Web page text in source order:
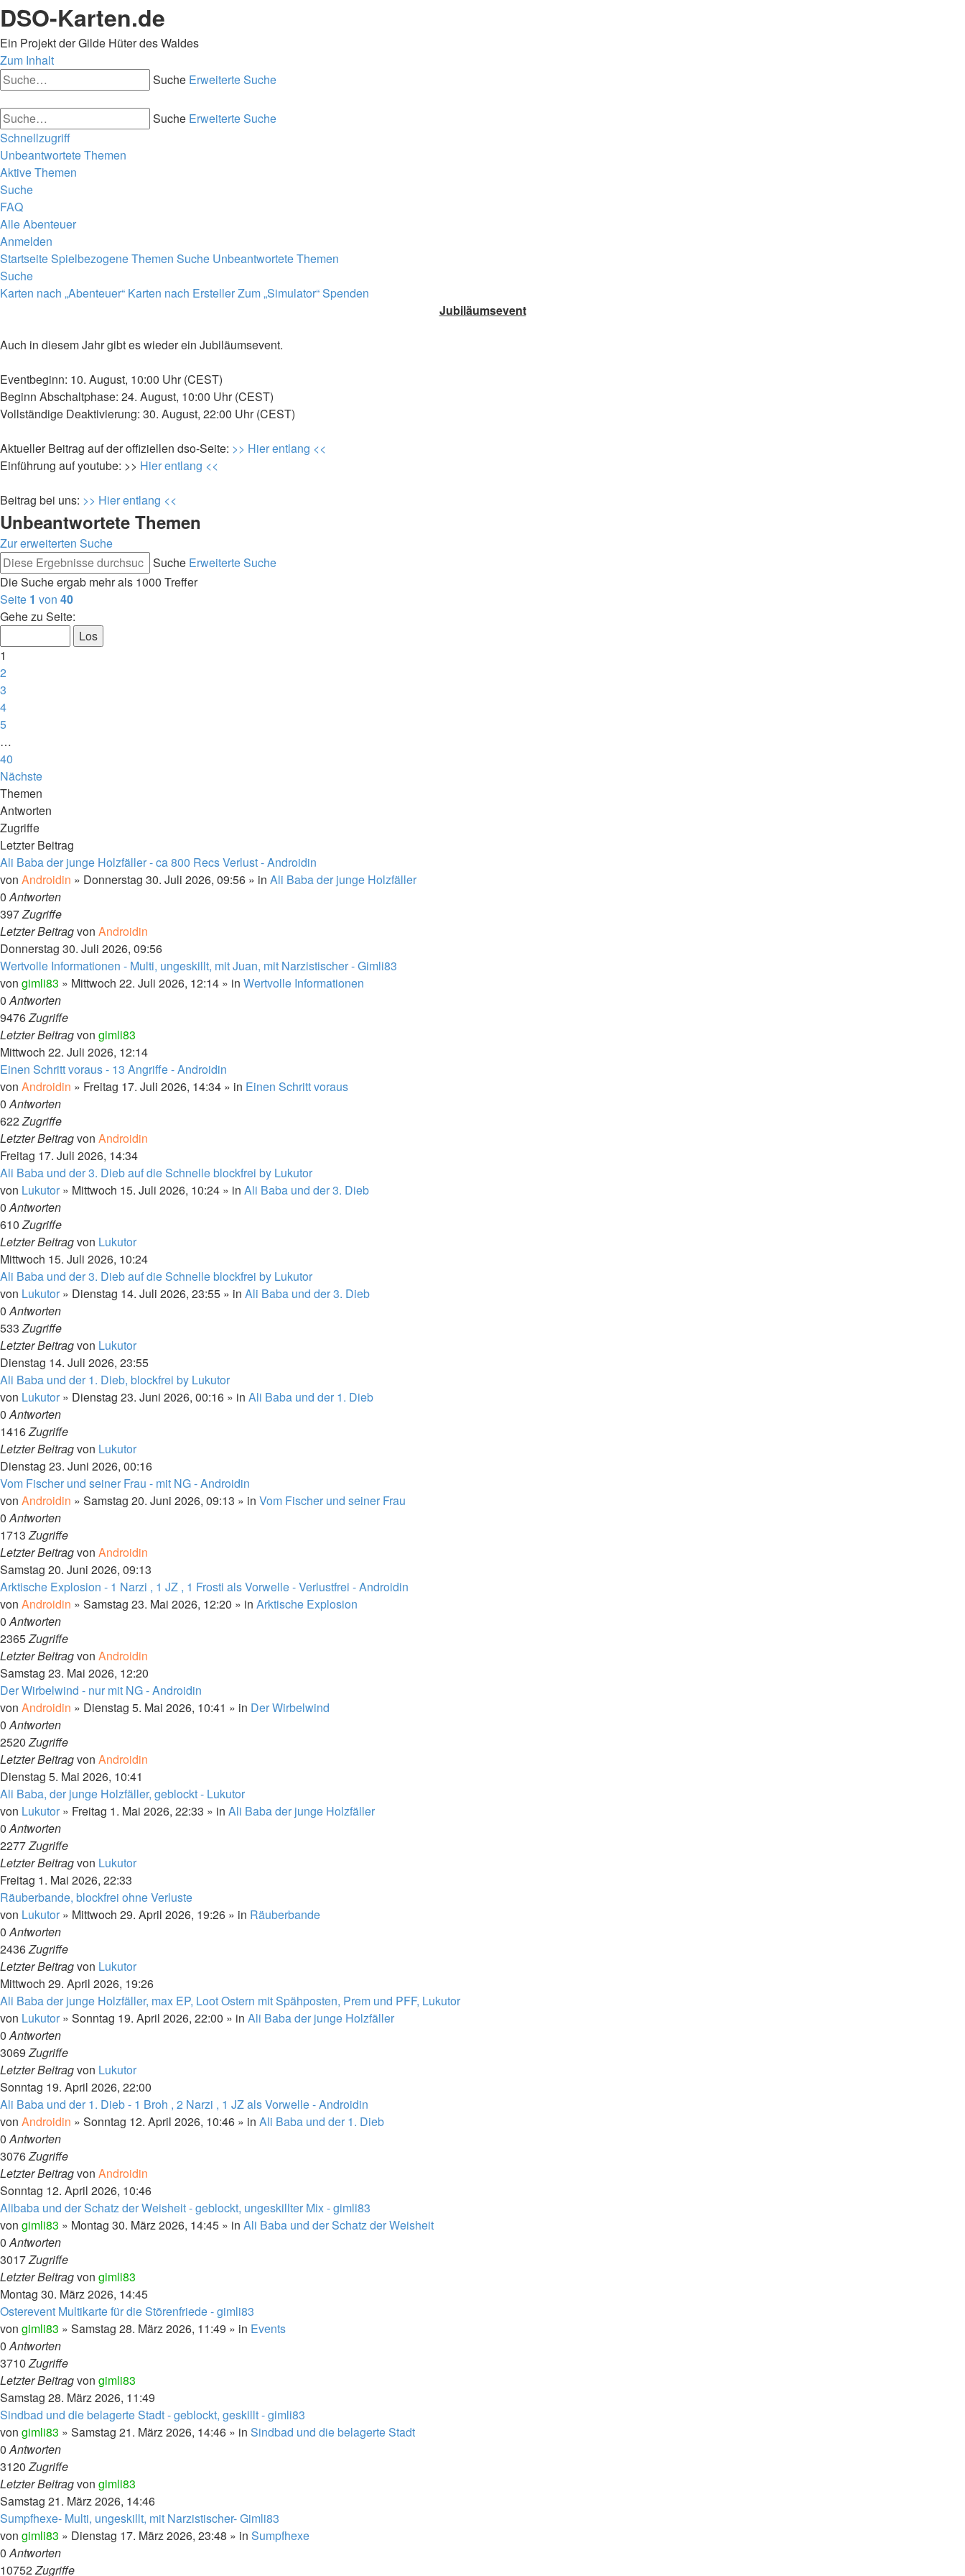
DSO-Karten.de
Ein Projekt der Gilde Hüter des Waldes
Zum Inhalt
Suche Erweiterte Suche
Suche Erweiterte Suche
Schnellzugriff
Unbeantwortete Themen
Aktive Themen
Suche
FAQ
Alle Abenteuer
Anmelden
StartseiteSpielbezogene Themen Suche Unbeantwortete Themen
Suche
Karten nach „Abenteuer“ Karten nach ErstellerZum „Simulator“Spenden
Jubiläumsevent
Auch in diesem Jahr gibt es wieder ein Jubiläumsevent.
Eventbeginn: 10. August, 10:00 Uhr (CEST)
Beginn Abschaltphase: 24. August, 10:00 Uhr (CEST)
Vollständige Deaktivierung: 30. August, 22:00 Uhr (CEST)
Aktueller Beitrag auf der offiziellen dso-Seite: >> Hier entlang <<
Einführung auf youtube: >> Hier entlang <<
Beitrag bei uns: >> Hier entlang <<
Unbeantwortete Themen
Zur erweiterten Suche
Suche Erweiterte Suche
Die Suche ergab mehr als 1000 Treffer
Seite 1 von 40
Gehe zu Seite:
1
2
3
4
5
…
40
Nächste
Themen
Antworten
Zugriffe
Letzter Beitrag
Ali Baba der junge Holzfäller - ca 800 Recs Verlust - Androidin
von Androidin » Donnerstag 30. Juli 2026, 09:56 » in Ali Baba der junge Holzfäller
0Antworten
397Zugriffe
Letzter Beitragvon Androidin
Donnerstag 30. Juli 2026, 09:56
Wertvolle Informationen - Multi, ungeskillt, mit Juan, mit Narzistischer - Gimli83
von gimli83 » Mittwoch 22. Juli 2026, 12:14 » in Wertvolle Informationen
0Antworten
9476Zugriffe
Letzter Beitragvon gimli83
Mittwoch 22. Juli 2026, 12:14
Einen Schritt voraus - 13 Angriffe - Androidin
von Androidin » Freitag 17. Juli 2026, 14:34 » in Einen Schritt voraus
0Antworten
622Zugriffe
Letzter Beitragvon Androidin
Freitag 17. Juli 2026, 14:34
Ali Baba und der 3. Dieb auf die Schnelle blockfrei by Lukutor
von Lukutor » Mittwoch 15. Juli 2026, 10:24 » in Ali Baba und der 3. Dieb
0Antworten
610Zugriffe
Letzter Beitragvon Lukutor
Mittwoch 15. Juli 2026, 10:24
Ali Baba und der 3. Dieb auf die Schnelle blockfrei by Lukutor
von Lukutor » Dienstag 14. Juli 2026, 23:55 » in Ali Baba und der 3. Dieb
0Antworten
533Zugriffe
Letzter Beitragvon Lukutor
Dienstag 14. Juli 2026, 23:55
Ali Baba und der 1. Dieb, blockfrei by Lukutor
von Lukutor » Dienstag 23. Juni 2026, 00:16 » in Ali Baba und der 1. Dieb
0Antworten
1416Zugriffe
Letzter Beitragvon Lukutor
Dienstag 23. Juni 2026, 00:16
Vom Fischer und seiner Frau - mit NG - Androidin
von Androidin » Samstag 20. Juni 2026, 09:13 » in Vom Fischer und seiner Frau
0Antworten
1713Zugriffe
Letzter Beitragvon Androidin
Samstag 20. Juni 2026, 09:13
Arktische Explosion - 1 Narzi , 1 JZ , 1 Frosti als Vorwelle - Verlustfrei - Androidin
von Androidin » Samstag 23. Mai 2026, 12:20 » in Arktische Explosion
0Antworten
2365Zugriffe
Letzter Beitragvon Androidin
Samstag 23. Mai 2026, 12:20
Der Wirbelwind - nur mit NG - Androidin
von Androidin » Dienstag 5. Mai 2026, 10:41 » in Der Wirbelwind
0Antworten
2520Zugriffe
Letzter Beitragvon Androidin
Dienstag 5. Mai 2026, 10:41
Ali Baba, der junge Holzfäller, geblockt - Lukutor
von Lukutor » Freitag 1. Mai 2026, 22:33 » in Ali Baba der junge Holzfäller
0Antworten
2277Zugriffe
Letzter Beitragvon Lukutor
Freitag 1. Mai 2026, 22:33
Räuberbande, blockfrei ohne Verluste
von Lukutor » Mittwoch 29. April 2026, 19:26 » in Räuberbande
0Antworten
2436Zugriffe
Letzter Beitragvon Lukutor
Mittwoch 29. April 2026, 19:26
Ali Baba der junge Holzfäller, max EP, Loot Ostern mit Spähposten, Prem und PFF, Lukutor
von Lukutor » Sonntag 19. April 2026, 22:00 » in Ali Baba der junge Holzfäller
0Antworten
3069Zugriffe
Letzter Beitragvon Lukutor
Sonntag 19. April 2026, 22:00
Ali Baba und der 1. Dieb - 1 Broh , 2 Narzi , 1 JZ als Vorwelle - Androidin
von Androidin » Sonntag 12. April 2026, 10:46 » in Ali Baba und der 1. Dieb
0Antworten
3076Zugriffe
Letzter Beitragvon Androidin
Sonntag 12. April 2026, 10:46
Alibaba und der Schatz der Weisheit - geblockt, ungeskillter Mix - gimli83
von gimli83 » Montag 30. März 2026, 14:45 » in Ali Baba und der Schatz der Weisheit
0Antworten
3017Zugriffe
Letzter Beitragvon gimli83
Montag 30. März 2026, 14:45
Osterevent Multikarte für die Störenfriede - gimli83
von gimli83 » Samstag 28. März 2026, 11:49 » in Events
0Antworten
3710Zugriffe
Letzter Beitragvon gimli83
Samstag 28. März 2026, 11:49
Sindbad und die belagerte Stadt - geblockt, geskillt - gimli83
von gimli83 » Samstag 21. März 2026, 14:46 » in Sindbad und die belagerte Stadt
0Antworten
3120Zugriffe
Letzter Beitragvon gimli83
Samstag 21. März 2026, 14:46
Sumpfhexe- Multi, ungeskillt, mit Narzistischer- Gimli83
von gimli83 » Dienstag 17. März 2026, 23:48 » in Sumpfhexe
0Antworten
10752Zugriffe